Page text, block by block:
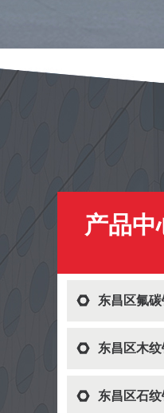
产品中
东昌区氟
东昌区木
东昌区石